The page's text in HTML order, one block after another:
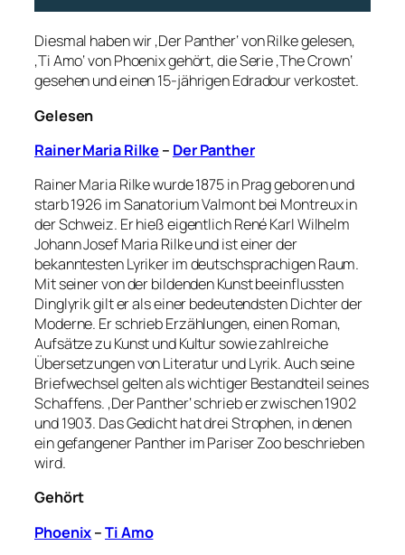
Diesmal haben wir ‚Der Panther‘ von Rilke gelesen,
‚Ti Amo‘ von Phoenix gehört, die Serie ‚The Crown‘
gesehen und einen 15-jährigen Edradour verkostet.
Gelesen
Rainer Maria Rilke – Der Panther
Rainer Maria Rilke wurde 1875 in Prag geboren und
starb 1926 im Sanatorium Valmont bei Montreux in
der Schweiz. Er hieß eigentlich René Karl Wilhelm
Johann Josef Maria Rilke und ist einer der
bekanntesten Lyriker im deutschsprachigen Raum.
Mit seiner von der bildenden Kunst beeinflussten
Dinglyrik gilt er als einer bedeutendsten Dichter der
Moderne. Er schrieb Erzählungen, einen Roman,
Aufsätze zu Kunst und Kultur sowie zahlreiche
Übersetzungen von Literatur und Lyrik. Auch seine
Briefwechsel gelten als wichtiger Bestandteil seines
Schaffens. ‚Der Panther‘ schrieb er zwischen 1902
und 1903. Das Gedicht hat drei Strophen, in denen
ein gefangener Panther im Pariser Zoo beschrieben
wird.
Gehört
Phoenix–Ti Amo